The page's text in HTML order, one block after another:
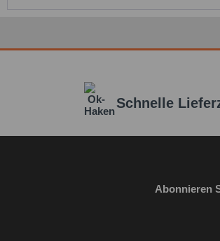
Schnelle
Abonnieren